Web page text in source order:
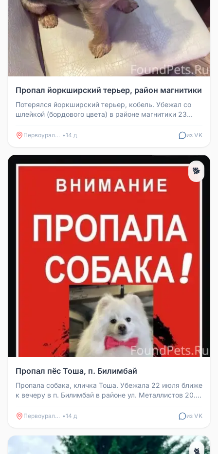
Пропал йоркширский терьер, район магнитики
Потерялся йоркширский терьер, кобель. Убежал со
шлейкой (бордового цвета) в районе магнитики 23
Первоуральск •14 д из VK
🐕
Пропал пёс Тоша, п. Билимбай
Пропала собака, кличка Тоша. Убежала 22 июля ближе
к вечеру в п. Билимбай в районе ул. Металлистов 20.
Первоуральск •14 д из VK
🐈